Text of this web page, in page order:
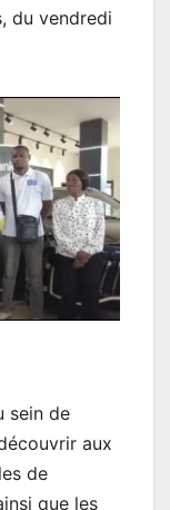
du vendredi
sein de
aux
de
que les